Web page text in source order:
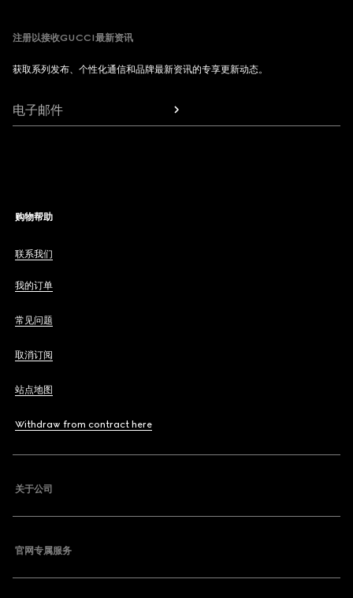
注册以接收GUCCI最新资讯
获取系列发布、个性化通信和品牌最新资讯的专享更新动态。
电子邮件
购物帮助
联系我们
我的订单
常见问题
取消订阅
站点地图
Withdraw from contract here
关于公司
官网专属服务